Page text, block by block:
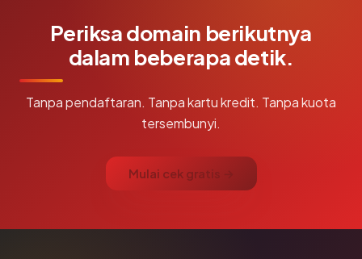
Periksa domain berikutnya
dalam beberapa detik.
Tanpa pendaftaran. Tanpa kartu kredit. Tanpa kuota
tersembunyi.
Mulai cek gratis →